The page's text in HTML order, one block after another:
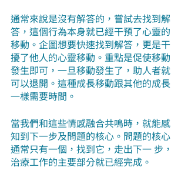
通常來說是沒有解答的，嘗試去找到解
答，這個行為本身就已經干預了心靈的
移動。企圖想要快速找到解答，更是干
擾了他人的心靈移動。重點是促使移動
發生即可，一旦移動發生了，助人者就
可以退開。這種成長移動跟其他的成長
一樣需要時間。
當我們和這些情感融合共鳴時，就能感
知到下一步及問題的核心。問題的核心
通常只有一個，找到它，走出下一 步，
治療工作的主要部分就已經完成。